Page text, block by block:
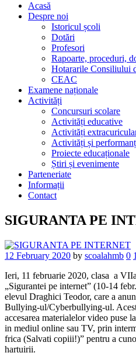
Acasă
Despre noi
Istoricul școli
Dotări
Profesori
Rapoarte, proceduri,
Hotararile Consiliului
CEAC
Examene naționale
Activități
Concursuri scolare
Activități educative
Activități
Activități și
Proiecte educaționale
Știri și evenimente
Parteneriate
Informații
Contact
SIGURANTA PE
12 February 2020 by scoalahmb 0 1
Ieri, 11 februarie 2020, clasa a
„Sigurantei pe internet” (10-14
elevul Draghici Teodor, care a
Bullying-ul/Cyberbullying-ul.
accesarea materialelor video puse
in mediul online sau TV, prin
frica (Salvati copiii!)” pentru a
hartuirii.